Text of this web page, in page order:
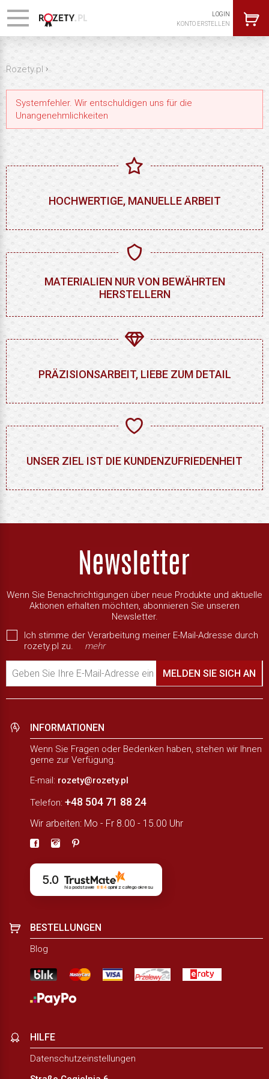
LOGIN
KONTO ERSTELLEN
Rozety.pl ›
Systemfehler. Wir entschuldigen uns für die
Unangenehmlichkeiten
HOCHWERTIGE, MANUELLE ARBEIT
MATERIALIEN NUR VON BEWÄHRTEN
HERSTELLERN
PRÄZISIONSARBEIT, LIEBE ZUM DETAIL
UNSER ZIEL IST DIE KUNDENZUFRIEDENHEIT
Wenn Sie Benachrichtigungen über neue Produkte und aktuelle
Aktionen erhalten möchten, abonnieren Sie unseren
Newsletter.
Ich stimme der Verarbeitung meiner E-Mail-Adresse durch
rozety.pl zu.
mehr
Geben Sie Ihre E-Mail-Adresse ein MELDEN SIE SICH AN
INFORMATIONEN
Wenn Sie Fragen oder Bedenken haben, stehen wir Ihnen
gerne zur Verfügung.
E-mail: rozety@rozety.pl
Telefon: +48 504 71 88 24
Wir arbeiten: Mo - Fr 8.00 - 15.00 Uhr
5.0
Na podstawie 884opiniiz całego okresu
BESTELLUNGEN
Blog
HILFE
Datenschutzeinstellungen